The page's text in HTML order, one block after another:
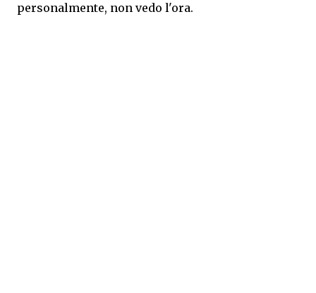
personalmente, non vedo l'ora.